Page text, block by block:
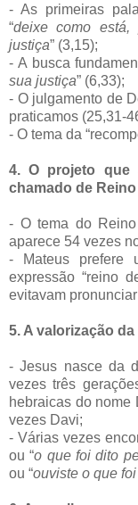
- As primeiras
“deixe como está,
justiça” (3,15);
- A busca
sua justiça” (6,33);
- O julgamento de
praticamos (25,31-
- O tema da
4. O projeto que
chamado de
- O tema do Reino
aparece 54 vezes
- Mateus prefere
expressão “reino
evitavam
5. A valorização
- Jesus nasce da
vezes três
hebraicas do nome
vezes Davi;
- Várias vezes
ou “o que foi dito
ou “ouviste o que